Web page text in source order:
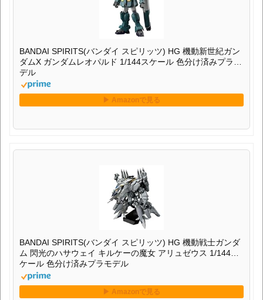
BANDAI SPIRITS(バンダイ スピリッツ) HG 機動新世紀ガン
ダムX ガンダムレオパルド 1/144スケール 色分け済みプラモ
デル
BANDAI SPIRITS(バンダイ スピリッツ) HG 機動戦士ガンダ
ム 閃光のハサウェイ キルケーの魔女 アリュゼウス 1/144ス
ケール 色分け済みプラモデル